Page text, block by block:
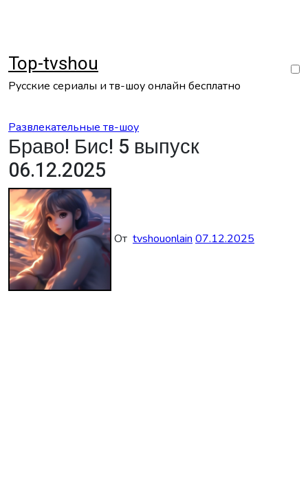
Top-tvshou
Русские сериалы и тв-шоу онлайн бесплатно
Развлекательные тв-шоу
Браво! Бис! 5 выпуск
06.12.2025
От tvshouonlain 07.12.2025